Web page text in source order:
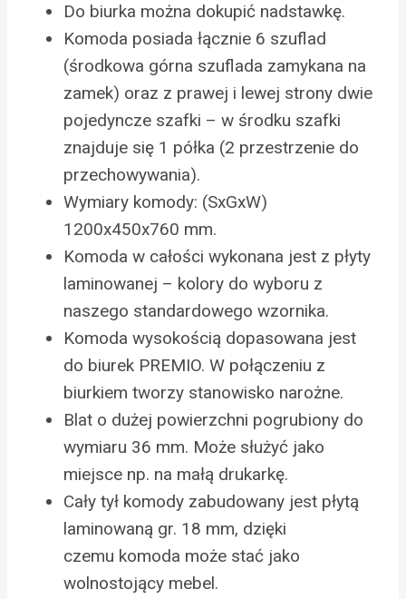
Do biurka można dokupić nadstawkę.
Komoda posiada łącznie 6 szuflad
(środkowa górna szuflada zamykana na
zamek) oraz z prawej i lewej strony dwie
pojedyncze szafki – w środku szafki
znajduje się 1 półka (2 przestrzenie do
przechowywania).
Wymiary komody: (SxGxW)
1200x450x760 mm.
Komoda w całości wykonana jest z płyty
laminowanej – kolory do wyboru z
naszego standardowego wzornika.
Komoda wysokością dopasowana jest
do biurek PREMIO. W połączeniu z
biurkiem tworzy stanowisko narożne.
Blat o dużej powierzchni pogrubiony do
wymiaru 36 mm. Może służyć jako
miejsce np. na małą drukarkę.
Cały tył komody zabudowany jest płytą
laminowaną gr. 18 mm, dzięki
czemu komoda może stać jako
wolnostojący mebel.